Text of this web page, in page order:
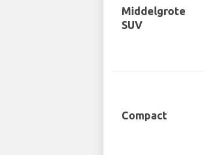
Middelgrote
SUV
Compact